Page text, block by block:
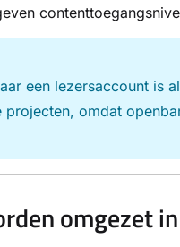
een lezersaccount is
omdat
omgezet